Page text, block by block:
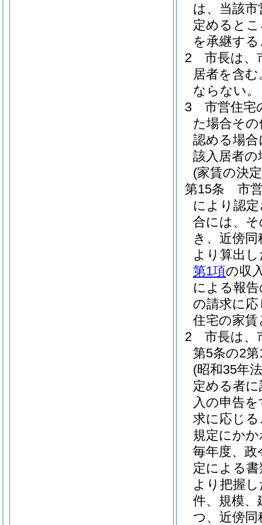
は、当該
定めると
を承継す
2
市長は、
居者を含む
ならない。
3
市営住宅
た場合そ
認める場
該入居者
(家賃の決
第15条
市
により認
合には、
き、近傍
より算出
第1項の収
による報
の請求に
住宅の家
2
市長は、
第5条の2
(昭和35年
定める者
入の申告
求に応じ
規定にか
毎年度、
定による
より把握
件、規模
つ、近傍